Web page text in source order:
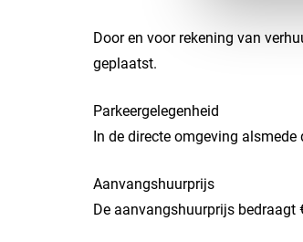
Door en voor rekening van
geplaatst.
Parkeergelegenheid
In de directe omgeving
Aanvangshuurprijs
De aanvangshuurprijs bedraagt